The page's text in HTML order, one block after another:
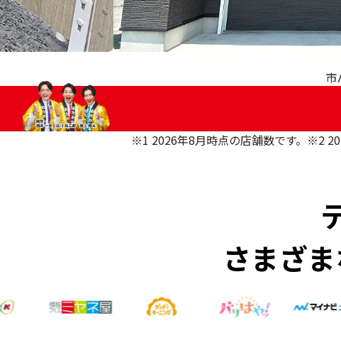
市
※1 2026年8月時点の店舗数です。 ※2
さまざ